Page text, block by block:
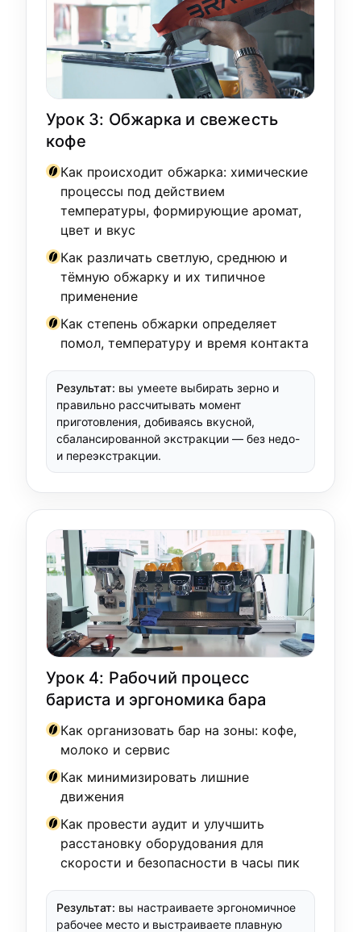
Урок 3: Обжарка и свежесть
кофе
Как происходит обжарка: химические
процессы под действием
температуры, формирующие аромат,
цвет и вкус
Как различать светлую, среднюю и
тёмную обжарку и их типичное
применение
Как степень обжарки определяет
помол, температуру и время контакта
Результат: вы умеете выбирать зерно и
правильно рассчитывать момент
приготовления, добиваясь вкусной,
сбалансированной экстракции — без недо-
и переэкстракции.
Урок 4: Рабочий процесс
бариста и эргономика бара
Как организовать бар на зоны: кофе,
молоко и сервис
Как минимизировать лишние
движения
Как провести аудит и улучшить
расстановку оборудования для
скорости и безопасности в часы пик
Результат: вы настраиваете эргономичное
рабочее место и выстраиваете плавную